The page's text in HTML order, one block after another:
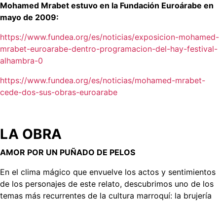
Mohamed Mrabet estuvo en la Fundación Euroárabe en
mayo de 2009:
https://www.fundea.org/es/noticias/exposicion-mohamed-
mrabet-euroarabe-dentro-programacion-del-hay-festival-
alhambra-0
https://www.fundea.org/es/noticias/mohamed-mrabet-
cede-dos-sus-obras-euroarabe
LA OBRA
AMOR POR UN PUÑADO DE PELOS
En el clima mágico que envuelve los actos y sentimientos
de los personajes de este relato, descubrimos uno de los
temas más recurrentes de la cultura marroquí: la brujería